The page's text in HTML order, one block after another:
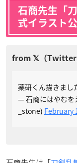
石商先生「
式イラスト公
薬研くん描きま
— 石商にはやむを
_stone) February